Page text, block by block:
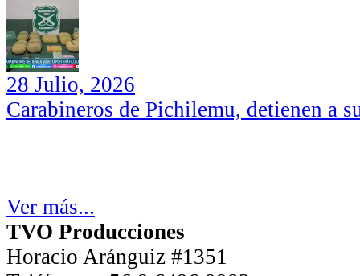
28 Julio, 2026
Carabineros de Pichilemu, detienen a
Ver más...
TVO Producciones
Horacio Aránguiz #1351